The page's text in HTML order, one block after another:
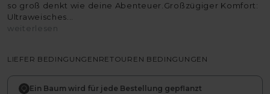
so groß denkt wie deine Abenteuer.Großzügiger Komfort:
Ultraweisches...
weiterlesen
LIEFER BEDINGUNGEN RETOUREN BEDINGUNGEN
Ein Baum wird für jede Bestellung gepflanzt